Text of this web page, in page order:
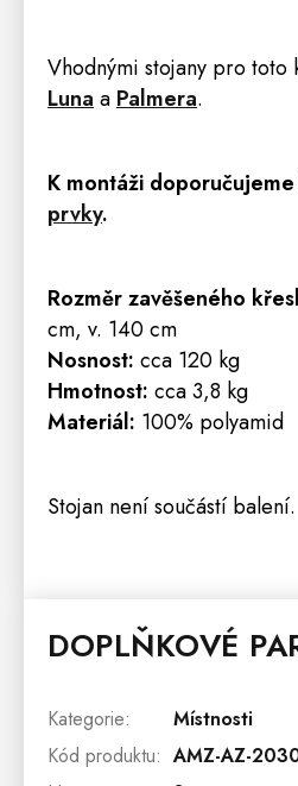
Vhodnými stojany pro toto
Luna a Palmera.
K montáži
prvky.
Rozměr zavěšeného
cm, v. 140 cm
Nosnost: cca 120 kg
Hmotnost: cca 3,8 kg
Materiál: 100% polyamid
Stojan není součástí balení.
DOPLŇKOVÉ
Kategorie:
Místnosti
Kód produktu: AMZ-AZ-